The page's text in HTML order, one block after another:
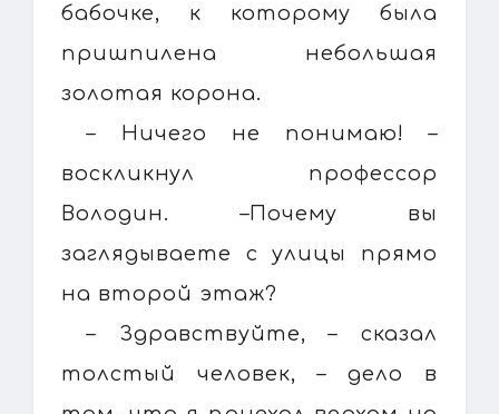
бабочке, к которому была
пришпилена небольшая
золотая корона.
– Ничего не понимаю! –
воскликнул профессор
Володин. –Почему вы
заглядываете с улицы прямо
на второй этаж?
– Здравствуйте, – сказал
толстый человек, – дело в